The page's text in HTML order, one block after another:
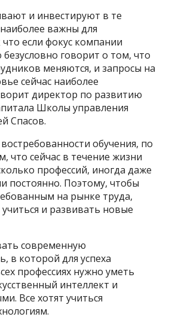
и инвестируют в те
важны для
если фокус компании
безусловно говорит о том, что
меняются, и запросы на
сейчас наиболее
директор по развитию
Школы управления
Спасов.
обучения, по
что сейчас в течение жизни
профессий, иногда даже
постоянно. Поэтому, чтобы
на рынке труда,
и развивать новые
современную
в которой для успеха
профессиях нужно уметь
интеллект и
Все хотят учиться